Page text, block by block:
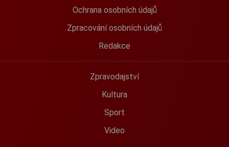
Ochrana osobních údajů
Zpracování osobních údajů
Redakce
Zpravodajství
Kultura
Sport
Video